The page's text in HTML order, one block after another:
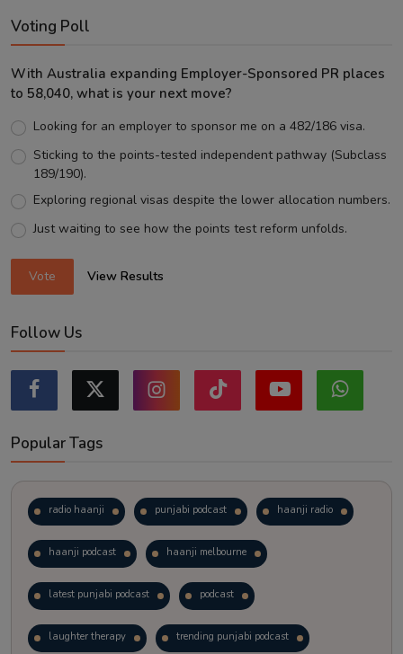
Voting Poll
With Australia expanding Employer-Sponsored PR places
to 58,040, what is your next move?
Looking for an employer to sponsor me on a 482/186 visa.
Sticking to the points-tested independent pathway (Subclass
189/190).
Exploring regional visas despite the lower allocation numbers.
Just waiting to see how the points test reform unfolds.
Vote View Results
Follow Us
Popular Tags
radio haanji punjabi podcast haanji radio
haanji podcast haanji melbourne
latest punjabi podcast podcast
laughter therapy trending punjabi podcast